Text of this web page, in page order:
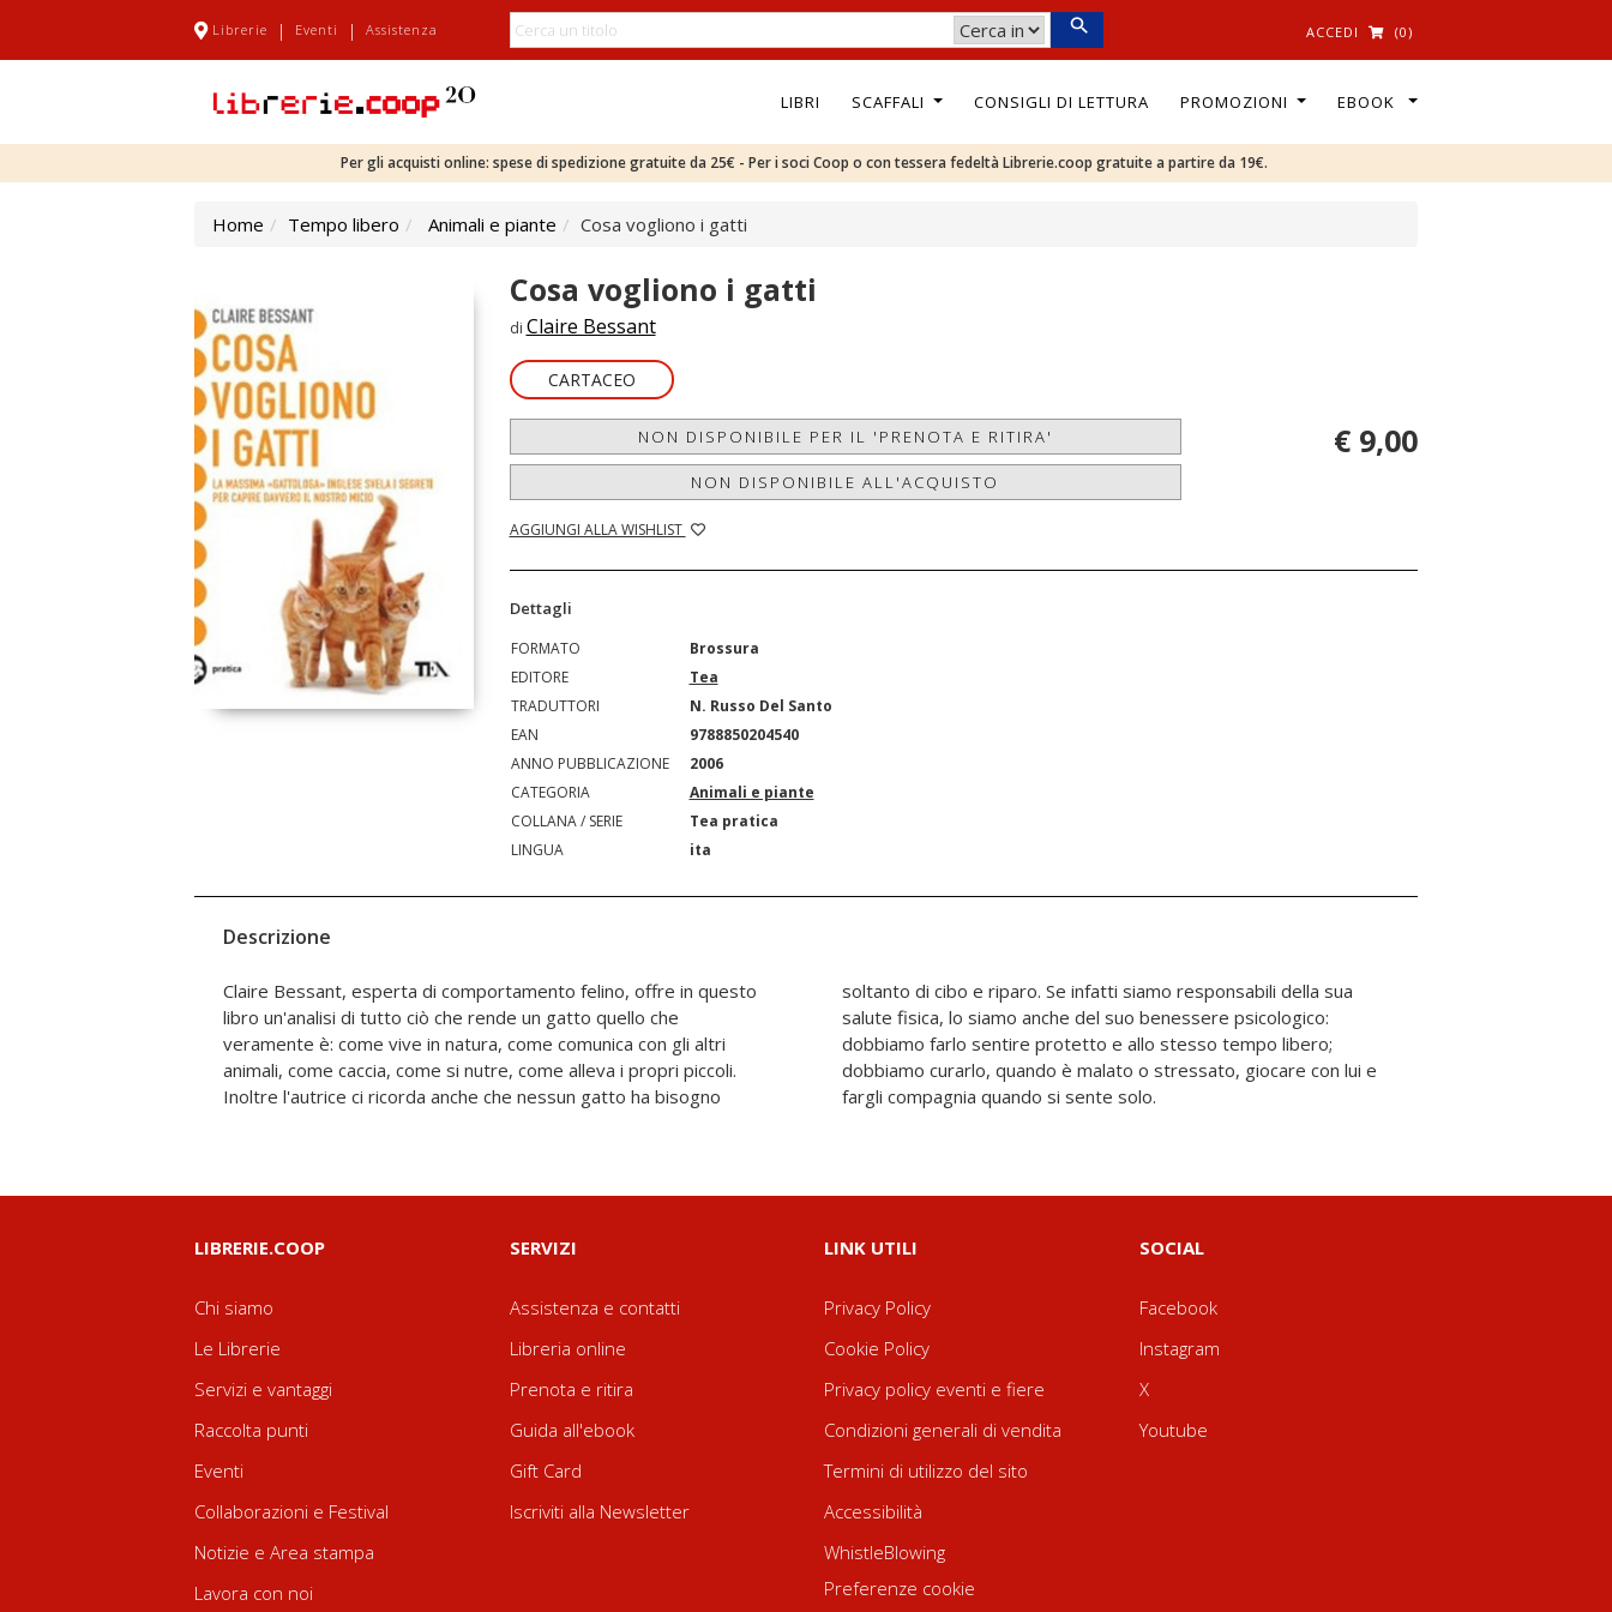
Librerie | Eventi | Assistenza ACCEDI (0)
LIBRI SCAFFALI CONSIGLI DI LETTURA PROMOZIONI EBOOK
Per gli acquisti online: spese di spedizione gratuite da 25€ - Per i soci Coop o con tessera fedeltà Librerie.coop gratuite a partire da 19€.
Home Tempo libero Animali e piante Cosa vogliono i gatti
Cosa vogliono i gatti
di Claire Bessant
CARTACEO
NON DISPONIBILE PER IL 'PRENOTA E RITIRA'
NON DISPONIBILE ALL'ACQUISTO
AGGIUNGI ALLA WISHLIST
€ 9,00
Dettagli
FORMATO
Brossura
EDITORE
Tea
TRADUTTORI
N. Russo Del Santo
EAN
9788850204540
ANNO PUBBLICAZIONE
2006
CATEGORIA
Animali e piante
COLLANA / SERIE
Tea pratica
LINGUA
ita
Descrizione
Claire Bessant, esperta di comportamento felino, offre in questo
libro un'analisi di tutto ciò che rende un gatto quello che
veramente è: come vive in natura, come comunica con gli altri
animali, come caccia, come si nutre, come alleva i propri piccoli.
Inoltre l'autrice ci ricorda anche che nessun gatto ha bisogno
soltanto di cibo e riparo. Se infatti siamo responsabili della sua
salute fisica, lo siamo anche del suo benessere psicologico:
dobbiamo farlo sentire protetto e allo stesso tempo libero;
dobbiamo curarlo, quando è malato o stressato, giocare con lui e
fargli compagnia quando si sente solo.
LIBRERIE.COOP
Chi siamo
Le Librerie
Servizi e vantaggi
Raccolta punti
Eventi
Collaborazioni e Festival
Notizie e Area stampa
Lavora con noi
SERVIZI
Assistenza e contatti
Libreria online
Prenota e ritira
Guida all'ebook
Gift Card
Iscriviti alla Newsletter
LINK UTILI
Privacy Policy
Cookie Policy
Privacy policy eventi e fiere
Condizioni generali di vendita
Termini di utilizzo del sito
Accessibilità
WhistleBlowing
Preferenze cookie
SOCIAL
Facebook
Instagram
X
Youtube